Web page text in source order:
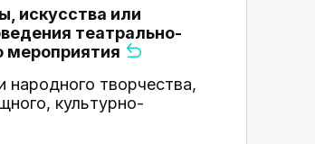
искусства или
театрально-
мероприятия
народного творчества,
культурно-